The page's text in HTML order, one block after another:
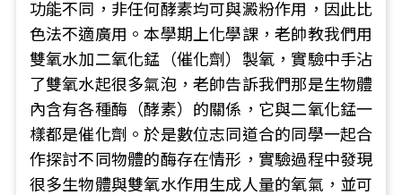
功能不同，非任何酵素均可與澱粉作用，因此比
色法不適廣用。本學期上化學課，老帥教我們用
雙氧水加二氧化錳（催化劑）製氧，實驗中手沾
了雙氧水起很多氣泡，老帥告訴我們那是生物體
內含有各種酶（酵素）的關係，它與二氧化錳一
樣都是催化劑。於是數位志同道合的同學一起合
作探討不同物體的酶存在情形，實驗過程中發現
很多生物體與雙氧水作用生成人量的氧氣，並可